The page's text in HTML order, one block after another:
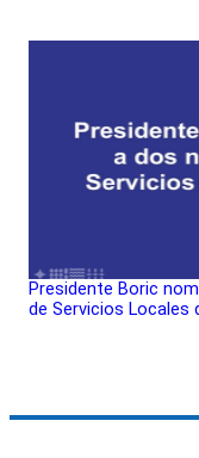
Presidente Boric
de Servicios Locales